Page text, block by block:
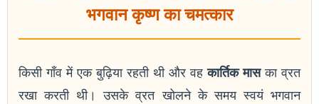
भगवान कृष्ण का चमत्कार
किसी गाँव में एक बुढ़िया रहती थी और वहकार्तिक मासका व्रत
रखा करती थी। उसके व्रत खोलने के समय स्वयं भगवान